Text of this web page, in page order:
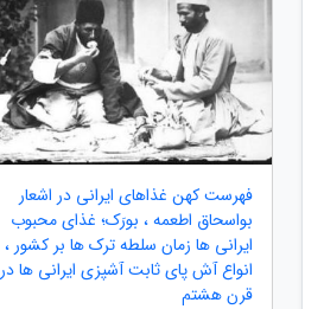
فهرست کهن غذاهای ایرانی در اشعار
بواسحاق اطعمه ، بورَک؛ غذای محبوب
ایرانی ها زمان سلطه ترک ها بر کشور ،
انواع آش پای ثابت آشپزی ایرانی ها در
قرن هشتم